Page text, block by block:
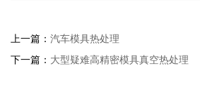
上一篇： 汽车模具热处理
下一篇： 大型疑难高精密模具真空热处理